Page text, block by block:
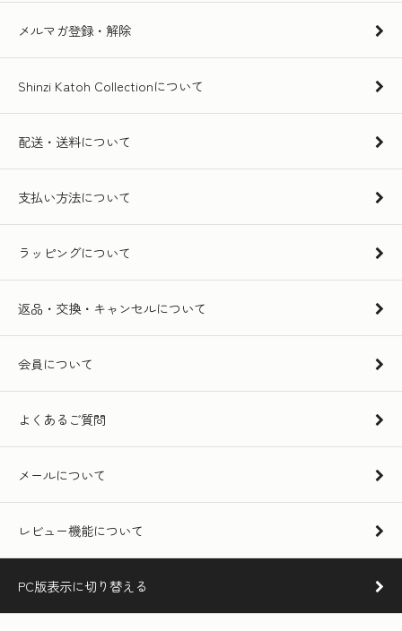
メルマガ登録・解除
Shinzi Katoh Collectionについて
配送・送料について
支払い方法について
ラッピングについて
返品・交換・キャンセルについて
会員について
よくあるご質問
メールについて
レビュー機能について
PC版表示に切り替える